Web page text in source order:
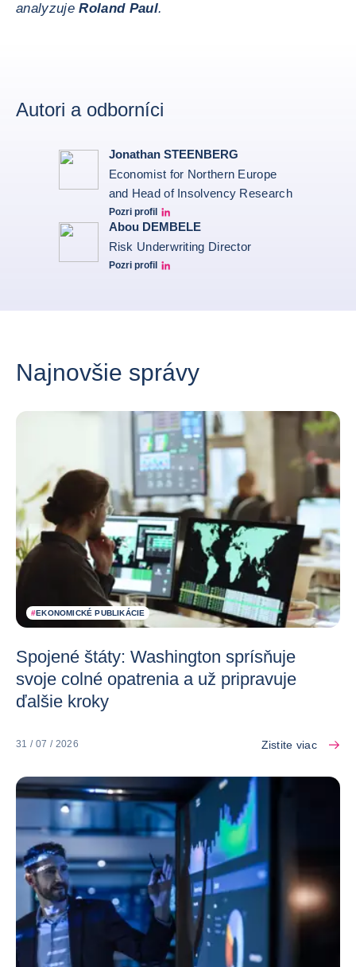
analyzujeRoland Paul.
Autori a odborníci
Jonathan STEENBERG
Economist for Northern Europe
and Head of Insolvency Research
Pozri profil
Jonathan Steenberg linkedin
Abou DEMBELE
Risk Underwriting Director
Pozri profil
Abou Dembele linkedin
Najnovšie správy
#EKONOMICKÉ PUBLIKÁCIE
Spojené štáty: Washington sprísňuje
svoje colné opatrenia a už pripravuje
ďalšie kroky
31 / 07 / 2026 Zistite viac